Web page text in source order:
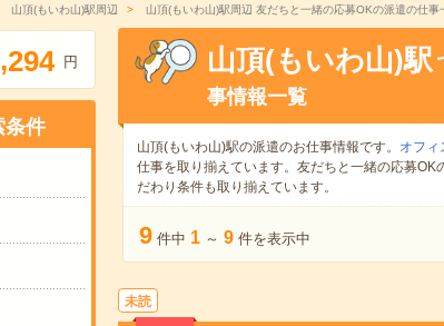
山頂(もいわ山)駅周辺 山頂(もいわ山)駅周辺 友だちと一緒の応募OKの派遣の仕事
,294 円
条件
山頂(もいわ山)駅
事情報一覧
山頂(もいわ山)駅の派遣のお仕事情報です。 オフィ
仕事を取り揃えています。友だちと一緒の応募OK
だわり条件も取り揃えています。
9 件中 1 ～ 9 件を表示中
未読